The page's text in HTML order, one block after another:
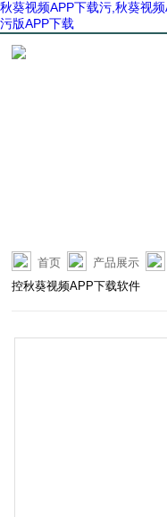
秋葵视频APP下载污,秋葵视
污版APP下载
首页 产品展示
控秋葵视频APP下载软件